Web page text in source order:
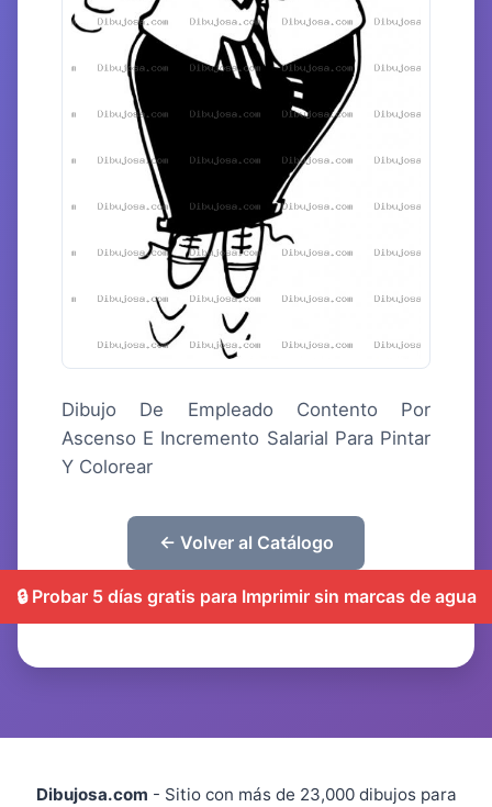
Dibujo De Empleado Contento Por
Ascenso E Incremento Salarial Para Pintar
Y Colorear
← Volver al Catálogo
🔒 Probar 5 días gratis para Imprimir sin marcas de agua
Dibujosa.com - Sitio con más de 23,000 dibujos para